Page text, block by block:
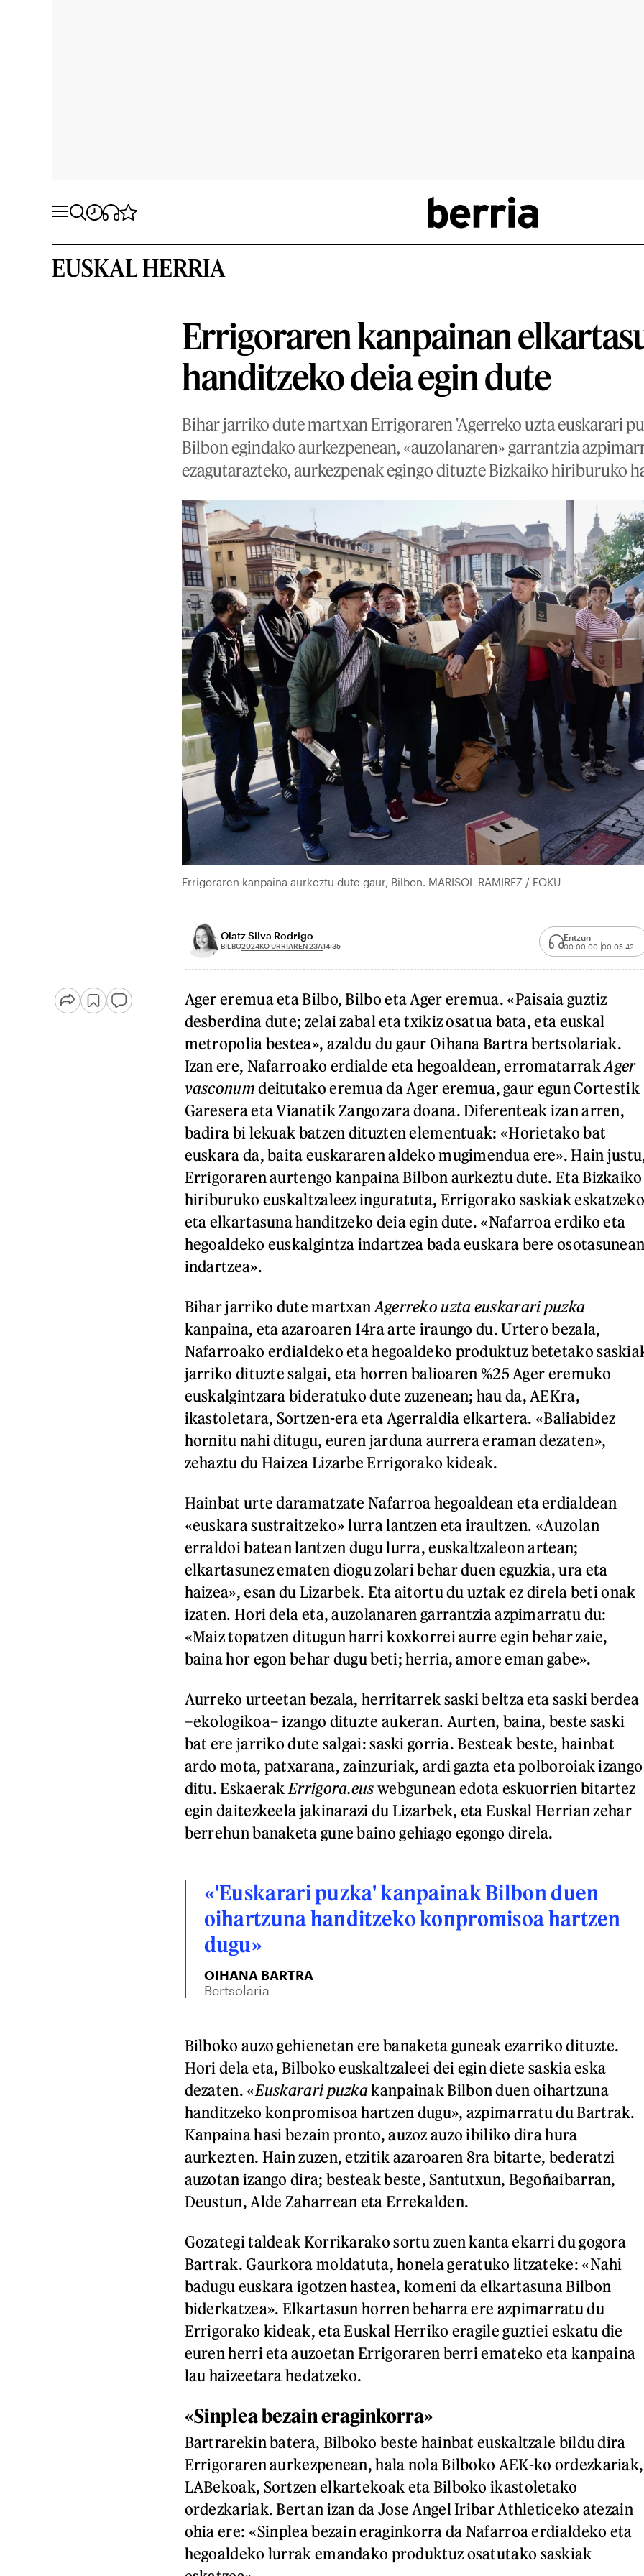
EUSKAL HERRIA
Errigoraren kanpainan
handitzeko deia egin dute
Bihar jarriko dute martxan Errigoraren 'Agerreko uzta euskarari
Bilbon egindako aurkezpenean, «auzolanaren» garrantzia
ezagutarazteko, aurkezpenak egingo dituzte Bizkaiko hiriburuko
Errigoraren kanpaina aurkeztu dute gaur, Bilbon. MARISOL RAMIREZ / FOKU
Olatz Silva Rodrigo
BILBO2024KO URRIAREN 23A14:35
Entzun
00:00:00 00:05:42
Ager eremua eta Bilbo, Bilbo eta Ager eremua. «Paisaia guztiz
desberdina dute; zelai zabal eta txikiz osatua bata, eta euskal
metropolia bestea», azaldu du gaur Oihana Bartra bertsolariak.
Izan ere, Nafarroako erdialde eta hegoaldean, erromatarrakAger
vasconum deitutako eremua da Ager eremua, gaur egun Cortestik
Garesera eta Vianatik Zangozara doana. Diferenteak izan arren,
badira bi lekuak batzen dituzten elementuak: «Horietako bat
euskara da, baita euskararen aldeko mugimendua ere». Hain
Errigoraren aurtengo kanpaina Bilbon aurkeztu dute. Eta Bizkaiko
hiriburuko euskaltzaleez inguratuta, Errigorako saskiak eskatzeko
eta elkartasuna handitzeko deia egin dute. «Nafarroa erdiko eta
hegoaldeko euskalgintza indartzea bada euskara bere osotasunean
indartzea».
Bihar jarriko dute martxan Agerreko uzta euskarari puzka
kanpaina, eta azaroaren 14ra arte iraungo du. Urtero bezala,
Nafarroako erdialdeko eta hegoaldeko produktuz betetako
jarriko dituzte salgai, eta horren balioaren %25 Ager eremuko
euskalgintzara bideratuko dute zuzenean; hau da, AEKra,
ikastoletara, Sortzen-era eta Agerraldia elkartera. «Baliabidez
hornitu nahi ditugu, euren jarduna aurrera eraman dezaten»,
zehaztu du Haizea Lizarbe Errigorako kideak.
Hainbat urte daramatzate Nafarroa hegoaldean eta erdialdean
«euskara sustraitzeko» lurra lantzen eta iraultzen. «Auzolan
erraldoi batean lantzen dugu lurra, euskaltzaleon artean;
elkartasunez ematen diogu zolari behar duen eguzkia, ura eta
haizea», esan du Lizarbek. Eta aitortu du uztak ez direla beti onak
izaten. Hori dela eta, auzolanaren garrantzia azpimarratu du:
«Maiz topatzen ditugun harri koxkorrei aurre egin behar zaie,
baina hor egon behar dugu beti; herria, amore eman gabe».
Aurreko urteetan bezala, herritarrek saski beltza eta saski berdea
–ekologikoa– izango dituzte aukeran. Aurten, baina, beste saski
bat ere jarriko dute salgai: saski gorria. Besteak beste, hainbat
ardo mota, patxarana, zainzuriak, ardi gazta eta polboroiak izango
ditu. Eskaerak Errigora.eus webgunean edota eskuorrien bitartez
egin daitezkeela jakinarazi du Lizarbek, eta Euskal Herrian zehar
berrehun banaketa gune baino gehiago egongo direla.
«'Euskarari puzka' kanpainak Bilbon duen
oihartzuna handitzeko konpromisoa hartzen
dugu»
OIHANA BARTRA
Bertsolaria
Bilboko auzo gehienetan ere banaketa guneak ezarriko dituzte.
Hori dela eta, Bilboko euskaltzaleei dei egin diete saskia eska
dezaten. «Euskarari puzkakanpainak Bilbon duen oihartzuna
handitzeko konpromisoa hartzen dugu», azpimarratu du Bartrak.
Kanpaina hasi bezain pronto, auzoz auzo ibiliko dira hura
aurkezten. Hain zuzen, etzitik azaroaren 8ra bitarte, bederatzi
auzotan izango dira; besteak beste, Santutxun, Begoñaibarran,
Deustun, Alde Zaharrean eta Errekalden.
Gozategi taldeak Korrikarako sortu zuen kanta ekarri du gogora
Bartrak. Gaurkora moldatuta, honela geratuko litzateke: «Nahi
badugu euskara igotzen hastea, komeni da elkartasuna Bilbon
biderkatzea». Elkartasun horren beharra ere azpimarratu du
Errigorako kideak, eta Euskal Herriko eragile guztiei eskatu die
euren herri eta auzoetan Errigoraren berri emateko eta kanpaina
lau haizeetara hedatzeko.
«Sinplea bezain eraginkorra»
Bartrarekin batera, Bilboko beste hainbat euskaltzale bildu dira
Errigoraren aurkezpenean, hala nola Bilboko AEK-ko ordezkariak,
LABekoak, Sortzen elkartekoak eta Bilboko ikastoletako
ordezkariak. Bertan izan da Jose Angel Iribar Athleticeko atezain
ohia ere: «Sinplea bezain eraginkorra da Nafarroa erdialdeko eta
hegoaldeko lurrak emandako produktuz osatutako saskiak